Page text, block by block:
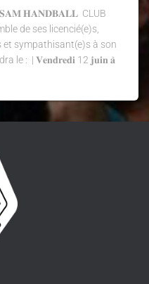
𝐇𝐀𝐍𝐃𝐁𝐀𝐋𝐋 CLUB
de ses licencié(e)s,
et sympathisant(e)s à son
le : | 𝐕𝐞𝐧𝐝𝐫𝐞𝐝𝐢 12 𝐣𝐮𝐢𝐧 𝐚̀